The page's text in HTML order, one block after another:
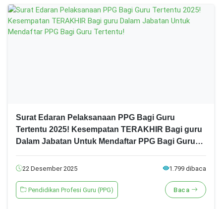
Surat Edaran Pelaksanaan PPG Bagi Guru
Tertentu 2025! Kesempatan TERAKHIR Bagi guru
Dalam Jabatan Untuk Mendaftar PPG Bagi Guru
22 Desember 2025 1.799 dibaca
Pendidikan Profesi Guru (PPG) Baca